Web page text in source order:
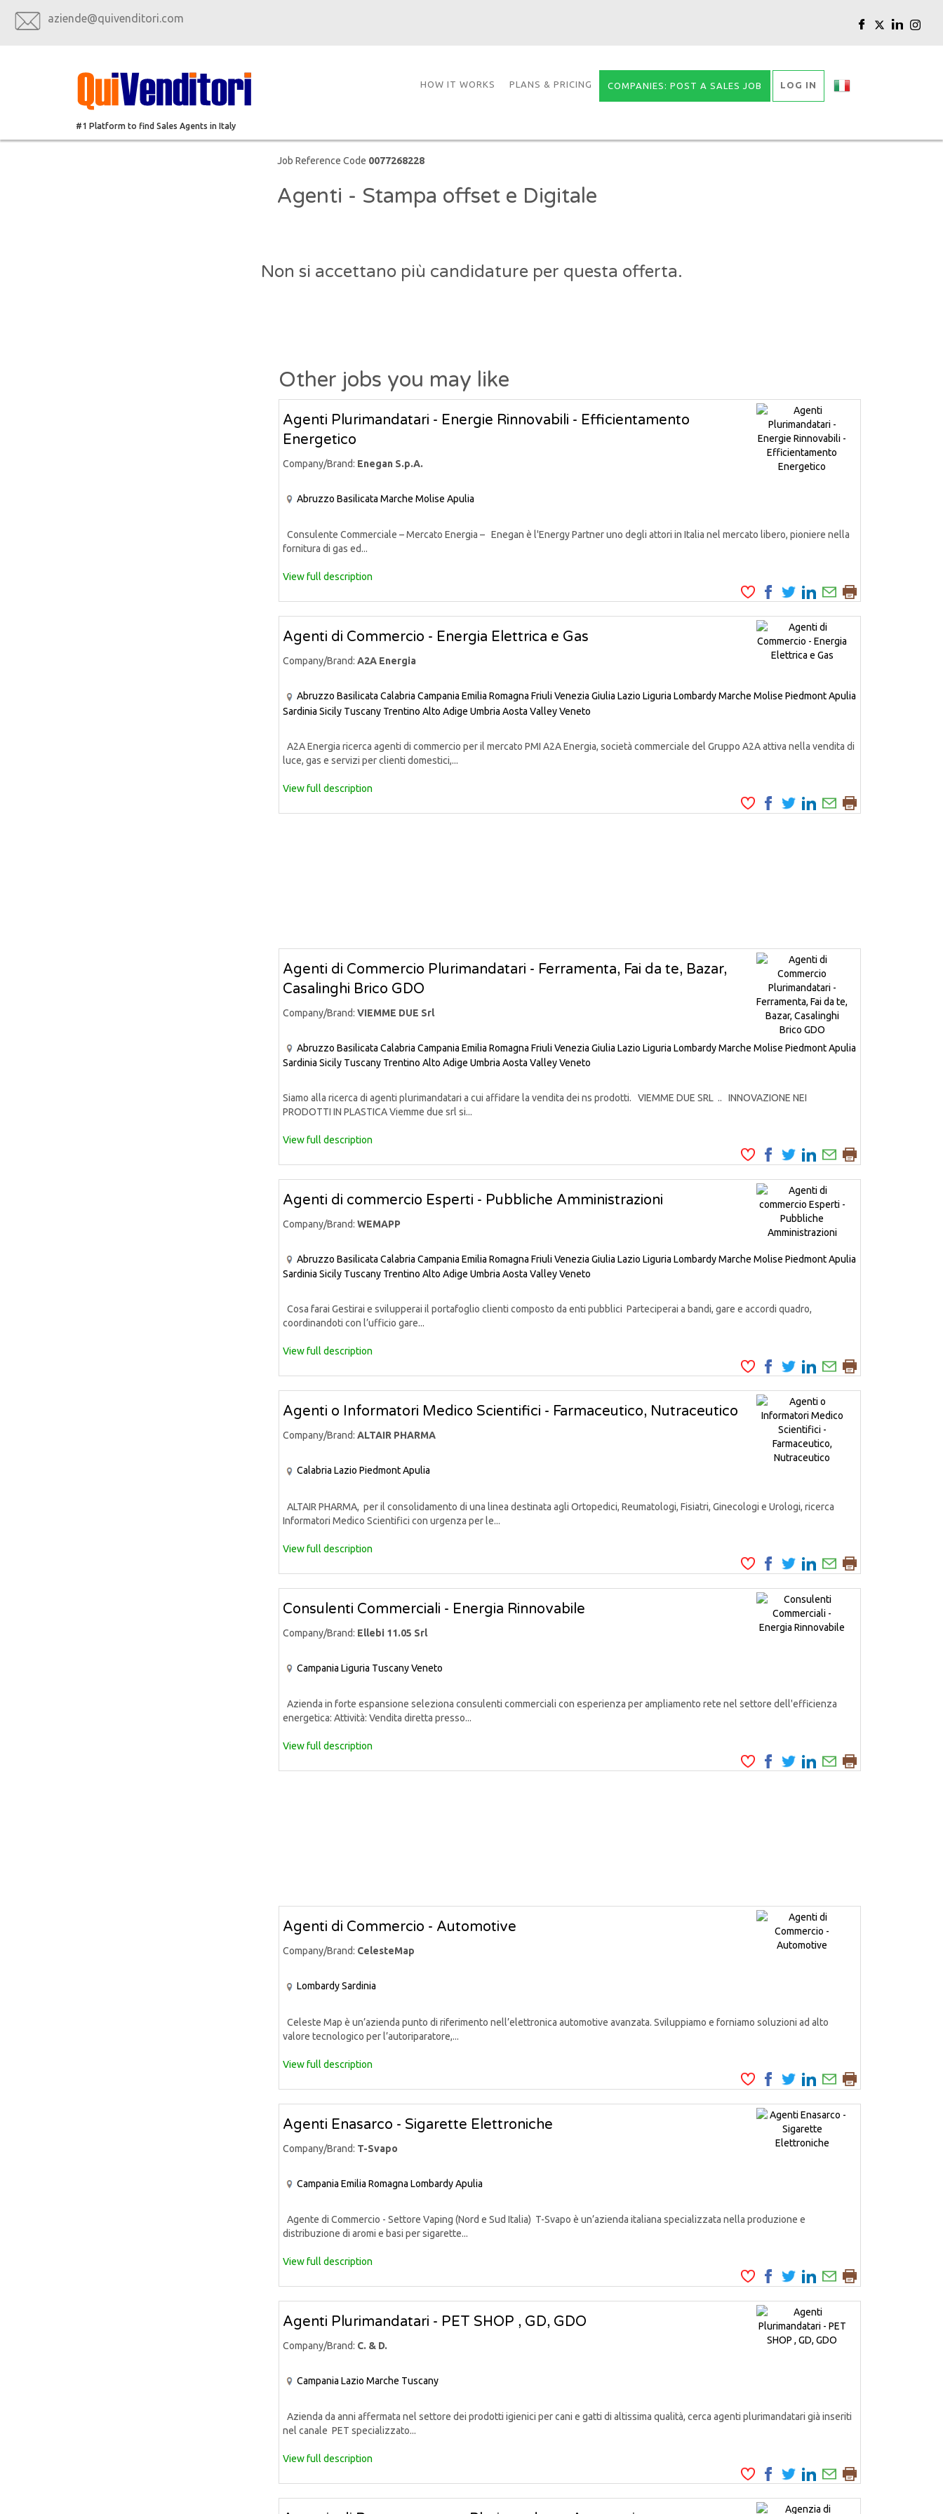
aziende@quivenditori.com
#1 Platform to find Sales Agents in Italy
HOW IT WORKS PLANS & PRICING COMPANIES: POST A SALES JOB LOG IN
Job Reference Code 0077268228
Agenti - Stampa offset e Digitale
Non si accettano più candidature per questa offerta.
Other jobs you may like
Agenti Plurimandatari - Energie Rinnovabili - Efficientamento
Energetico
Company/Brand: Enegan S.p.A.
Abruzzo Basilicata Marche Molise Apulia
Consulente Commerciale – Mercato Energia – Enegan è l'Energy Partner uno degli attori in Italia nel mercato libero, pioniere nella
fornitura di gas ed...
View full description
Agenti di Commercio - Energia Elettrica e Gas
Company/Brand: A2A Energia
Abruzzo Basilicata Calabria Campania Emilia Romagna Friuli Venezia Giulia Lazio Liguria LombardyMarche Molise PiedmontApulia
Sardinia Sicily Tuscany Trentino Alto Adige Umbria Aosta ValleyVeneto
A2A Energia ricerca agenti di commercio per il mercato PMI A2A Energia, società commerciale del Gruppo A2A attiva nella vendita di
luce, gas e servizi per clienti domestici,...
View full description
Agenti di Commercio Plurimandatari - Ferramenta, Fai da te, Bazar,
Casalinghi Brico GDO
Company/Brand: VIEMME DUE Srl
Abruzzo Basilicata Calabria Campania Emilia Romagna Friuli Venezia Giulia Lazio Liguria LombardyMarche Molise PiedmontApulia
Sardinia Sicily Tuscany Trentino Alto Adige Umbria Aosta ValleyVeneto
Siamo alla ricerca di agenti plurimandatari a cui affidare la vendita dei ns prodotti. VIEMME DUE SRL .. INNOVAZIONE NEI
PRODOTTI IN PLASTICA Viemme due srl si...
View full description
Agenti di commercio Esperti - Pubbliche Amministrazioni
Company/Brand: WEMAPP
Abruzzo Basilicata Calabria Campania Emilia Romagna Friuli Venezia Giulia Lazio Liguria LombardyMarche Molise PiedmontApulia
Sardinia Sicily Tuscany Trentino Alto Adige Umbria Aosta ValleyVeneto
Cosa farai Gestirai e svilupperai il portafoglio clienti composto da enti pubblici Parteciperai a bandi, gare e accordi quadro,
coordinandoti con l’ufficio gare...
View full description
Agenti o Informatori Medico Scientifici - Farmaceutico, Nutraceutico
Company/Brand: ALTAIR PHARMA
Calabria Lazio PiedmontApulia
ALTAIR PHARMA, per il consolidamento di una linea destinata agli Ortopedici, Reumatologi, Fisiatri, Ginecologi e Urologi, ricerca
Informatori Medico Scientifici con urgenza per le...
View full description
Consulenti Commerciali - Energia Rinnovabile
Company/Brand: Ellebi 11.05 Srl
Campania Liguria TuscanyVeneto
Azienda in forte espansione seleziona consulenti commerciali con esperienza per ampliamento rete nel settore dell'efficienza
energetica: Attività: Vendita diretta presso...
View full description
Agenti di Commercio - Automotive
Company/Brand: CelesteMap
LombardySardinia
Celeste Map è un’azienda punto di riferimento nell’elettronica automotive avanzata. Sviluppiamo e forniamo soluzioni ad alto
valore tecnologico per l’autoriparatore,...
View full description
Agenti Enasarco - Sigarette Elettroniche
Company/Brand: T-Svapo
Campania Emilia Romagna LombardyApulia
Agente di Commercio - Settore Vaping (Nord e Sud Italia) T-Svapo è un’azienda italiana specializzata nella produzione e
distribuzione di aromi e basi per sigarette...
View full description
Agenti Plurimandatari - PET SHOP , GD, GDO
Company/Brand: C. & D.
Campania Lazio Marche Tuscany
Azienda da anni affermata nel settore dei prodotti igienici per cani e gatti di altissima qualità, cerca agenti plurimandatari già inseriti
nel canale PET specializzato...
View full description